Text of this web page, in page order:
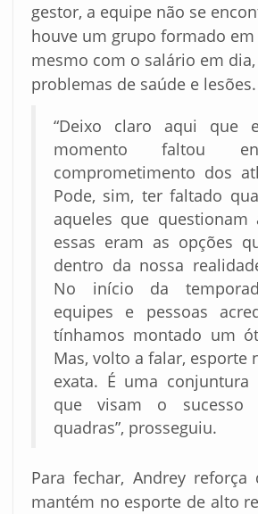
gestor, a equipe não se
houve um grupo formado em
mesmo com o salário em
problemas de saúde e lesões.
“Deixo claro aqui que
momento faltou
comprometimento dos
Pode, sim, ter faltado
aqueles que questionam
essas eram as opções
dentro da nossa
No início da
equipes e pessoas
tínhamos montado um
Mas, volto a falar, esporte
exata. É uma conjuntura
que visam o sucesso
quadras”, prosseguiu.
Para fechar, Andrey
mantém no esporte de alto